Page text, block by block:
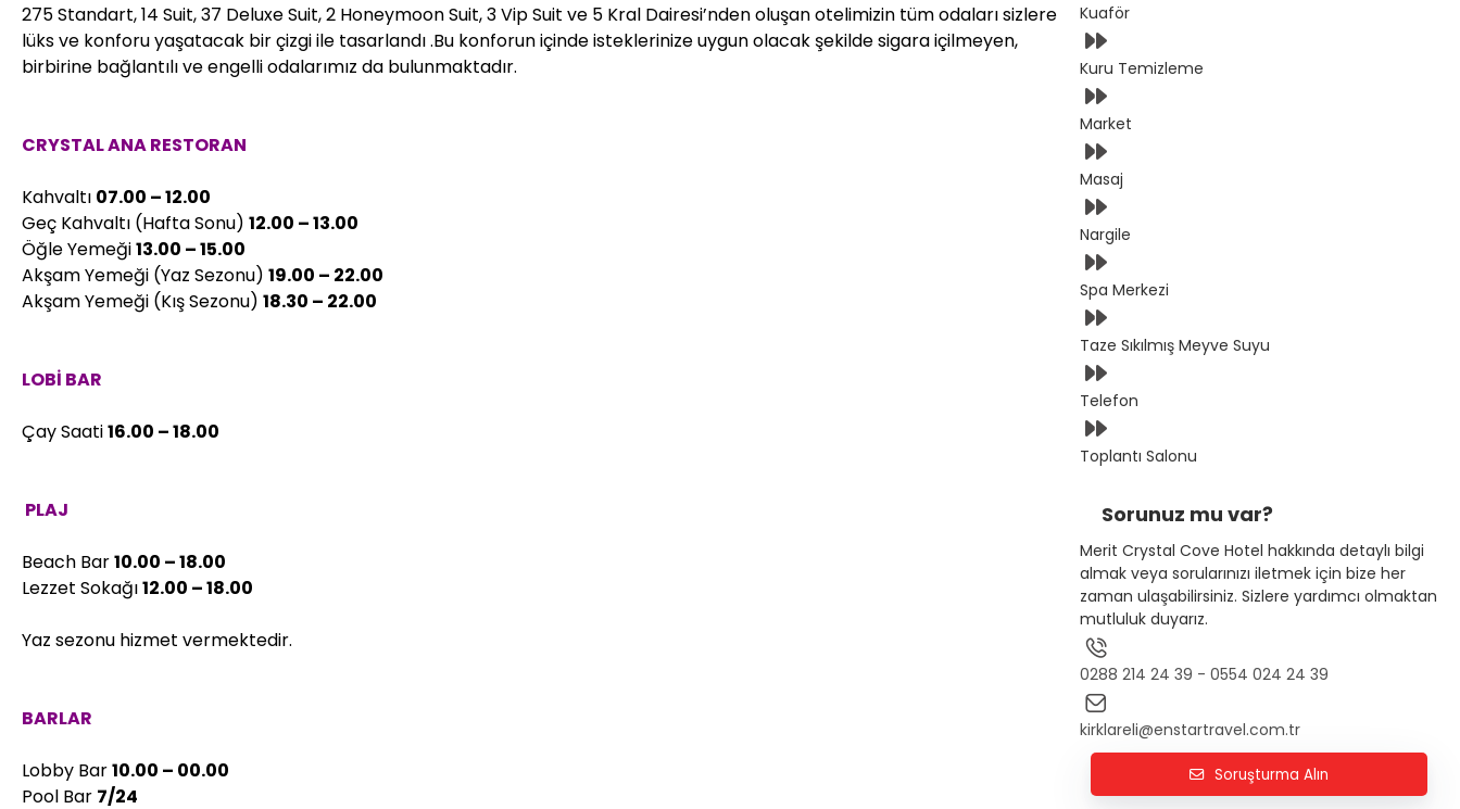
275 Standart, 14 Suit, 37 Deluxe Suit, 2 Honeymoon Suit, 3 Vip Suit ve 5 Kral Dairesi’nden oluşan otelimizin tüm odaları sizlere
lüks ve konforu yaşatacak bir çizgi ile tasarlandı .Bu konforun içinde isteklerinize uygun olacak şekilde sigara içilmeyen,
birbirine bağlantılı ve engelli odalarımız da bulunmaktadır.
CRYSTAL ANA RESTORAN
Kahvaltı 07.00 – 12.00
Geç Kahvaltı (Hafta Sonu) 12.00 – 13.00
Öğle Yemeği13.00 – 15.00
Akşam Yemeği (Yaz Sezonu) 19.00 – 22.00
Akşam Yemeği (Kış Sezonu) 18.30 – 22.00
LOBİ BAR
Çay Saati16.00 – 18.00
PLAJ
Beach Bar10.00 – 18.00
Lezzet Sokağı12.00 – 18.00
Yaz sezonu hizmet vermektedir.
BARLAR
Lobby Bar10.00 – 00.00
Pool Bar 7/24
Kuaför
Kuru Temizleme
Market
Masaj
Nargile
Spa Merkezi
Taze Sıkılmış Meyve Suyu
Telefon
Toplantı Salonu
Sorunuz mu var?
Merit Crystal Cove Hotel hakkında detaylı bilgi
almak veya sorularınızı iletmek için bize her
zaman ulaşabilirsiniz. Sizlere yardımcı olmaktan
mutluluk duyarız.
0288 214 24 39 - 0554 024 24 39
kirklareli@enstartravel.com.tr
Soruşturma Alın